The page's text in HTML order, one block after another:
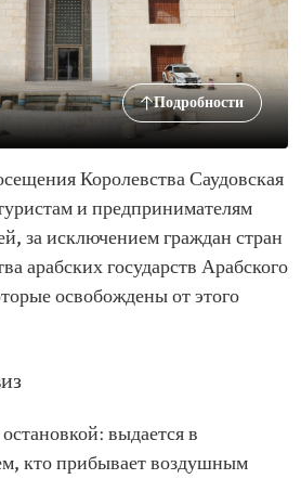
Подробности
Королевства Саудовская
и предпринимателям
за исключением граждан стран
арабских государств Арабского
освобождены от этого
выдается в
кто прибывает воздушным